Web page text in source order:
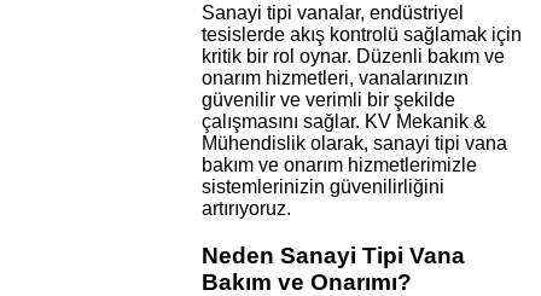
Sanayi tipi vanalar, endüstriyel
tesislerde akış kontrolü sağlamak için
kritik bir rol oynar. Düzenli bakım ve
onarım hizmetleri, vanalarınızın
güvenilir ve verimli bir şekilde
çalışmasını sağlar. KV Mekanik &
Mühendislik olarak, sanayi tipi vana
bakım ve onarım hizmetlerimizle
sistemlerinizin güvenilirliğini
artırıyoruz.
Neden Sanayi Tipi Vana
Bakım ve Onarımı?